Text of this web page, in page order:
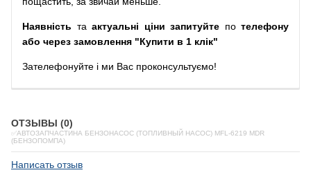
Наявність та актуальні ціни запитуйте по телефону
або через замовлення "Купити в 1 клік"
Зателефонуйте і ми Вас проконсультуємо!
ОТЗЫВЫ (0)
✅АВТОЗАПЧАСТИНА БЕНЗОНАСОС (ТОПЛИВНЫЙ НАСОС) MFL-6219 MDR
(БЕНЗОПОМПА)
Написать отзыв